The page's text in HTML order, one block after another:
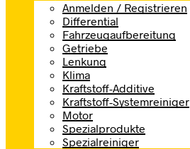
Anmelden / Registrieren
Differential
Fahrzeugaufbereitung
Getriebe
Lenkung
Klima
Kraftstoff-Additive
Kraftstoff-Systemreiniger
Motor
Spezialprodukte
Spezialreiniger